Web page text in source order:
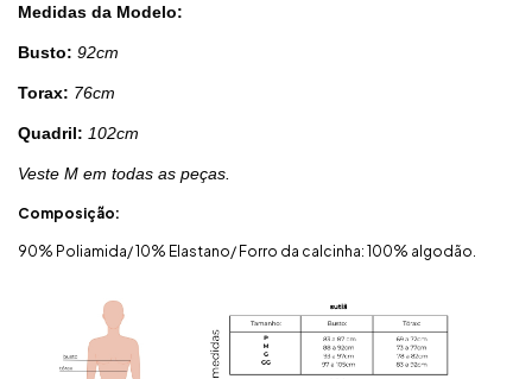
Medidas da Modelo:
Busto: 92cm
Torax: 76cm
Quadril: 102cm
Veste M em todas as peças.
Composição:
90% Poliamida/ 10% Elastano/ Forro da calcinha: 100% algodão.